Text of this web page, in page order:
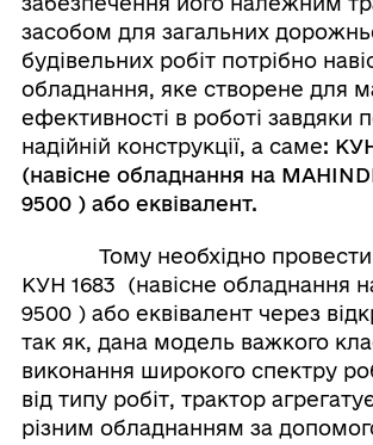
засобом для загальних
будівельних робіт потрібно
обладнання, яке створене для
ефективності в роботі завдяки
надійній конструкції, а саме:
(навісне обладнання на
9500 ) або еквівалент.
Тому необхідно провести
КУН 1683 (навісне обладнання
9500 ) або еквівалент через
так як, дана модель важкого
виконання широкого спектру
від типу робіт, трактор
різним обладнанням за